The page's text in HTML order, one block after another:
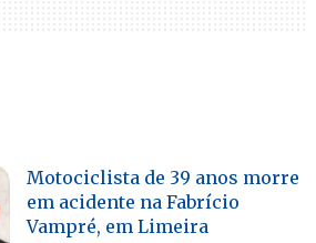
Motociclista de 39 anos morre
em acidente na Fabrício
Vampré, em Limeira